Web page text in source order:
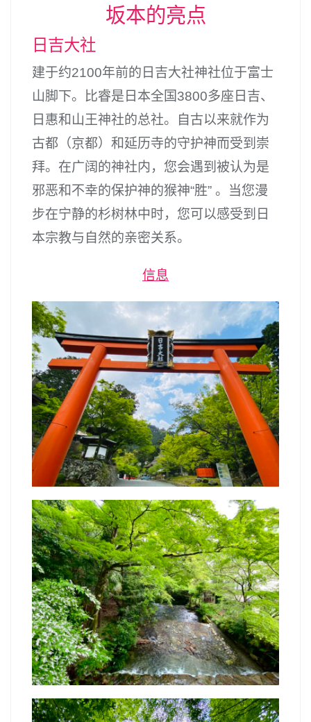
坂本的亮点
日吉大社
建于约2100年前的日吉大社神社位于富士
山脚下。比睿是日本全国3800多座日吉、
日惠和山王神社的总社。自古以来就作为
古都（京都）和延历寺的守护神而受到崇
拜。在广阔的神社内，您会遇到被认为是
邪恶和不幸的保护神的猴神“胜” 。当您漫
步在宁静的杉树林中时，您可以感受到日
本宗教与自然的亲密关系。
信息